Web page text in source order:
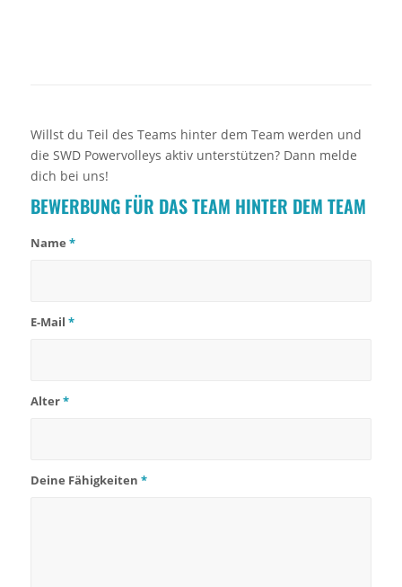
Willst du Teil des Teams hinter dem Team werden und
die SWD Powervolleys aktiv unterstützen? Dann melde
dich bei uns!
BEWERBUNG FÜR DAS TEAM HINTER DEM TEAM
Name *
E-Mail *
Alter*
Deine Fähigkeiten *